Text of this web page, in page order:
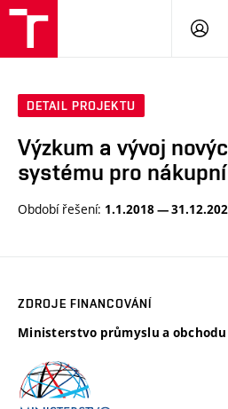
DETAIL PROJEKTU
Výzkum a vývoj
systému pro
Období řešení: 1.1.2018 —
ZDROJE FINANCOVÁNÍ
Ministerstvo průmyslu a obchodu